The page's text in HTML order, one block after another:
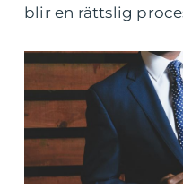
blir en rättslig